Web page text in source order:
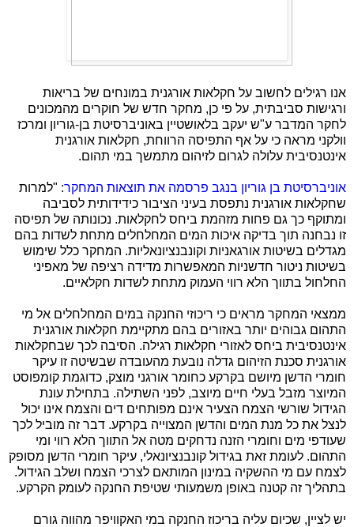
אנו רגילים לחשוב על חקלאות אורגנית במונחים של בריאות
ורגישות סביבתית, על פי כן, מחקר חדש של חוקרים מהמכונים
לחקר המדבר ע"ש יעקב בלאושטיין באוניברסיטת בן-גוריון ומרכז
וולקני מראה כי על אף התפיסה הרווחת, חקלאות אורגנית
אינטנסיבית עלולה לגרום לזיהום מתמשך במי תהום.
אוניברסיטת בן גוריון בנגב פרסמה את תוצאות המחקר: "למרות
שחקלאות אורגנית נתפסת בעיני הציבור כידידותית לסביבה
ומתוקף כך גם פחות מזהמת ביחס לחקלאות. נכונותה של תפיסה
זו נבחנה תוך בדיקה איכות המים המחלחלים מתחת לשדות בהם
מגדלים בשיטות אורגאניות וקונבנציונאליות. המחקר כלל שימוש
בשיטות ניטור חדשניות המאפשרות מדידה רציפה של מאפיני
החלחול בתווך הלא רווי העמוק מתחת לשדות חקלאיים.
ממצאי המחקר מראים כי ריכוזי החנקה במים המחלחלים אל מי
התהום גבוהים יותר באזורים בהם מתקיימת חקלאות אורגנית
אינטנסיבית ביחס לאזורי חקלאות רגילה. הסיבה לכך שבחקלאות
אורגנית סכנת הזיהום גדלה נובעת מהעובדה שבשיטה זו עיקר
חומרי הדשן מיושם בקרקע כחומר אורגני מוצק, כדוגמת קומפוסט
המיוצר מזבל בעלי חיים מיוצב, לפני השתילה. בתחילת עונת
הגידול שורשי הצמח הצעיר אינם מפותחים דים והצמח אינו יכול
לנצל את כל מנת המים והדשן המצוייה בקרקע. דבר זה מוביל לכך
שעודפי מים וחומרי הזנה נדחקים מטה אל התווך הלא רווי ומי
התהום. לעומת זאת בגידול קונבנציונאלי, עיקר חומרי הדשן מסופק
לצמח עם מי ההשקיה במינון המותאם לצרכי הצמח ושלב הגידול.
בתהליך זה קטנה באופן משמעותי שטיפת החנקה לעומק הקרקע.
יש לציין, שכיום עליה בריכוז החנקה במי האקוויפר מהווה גורם